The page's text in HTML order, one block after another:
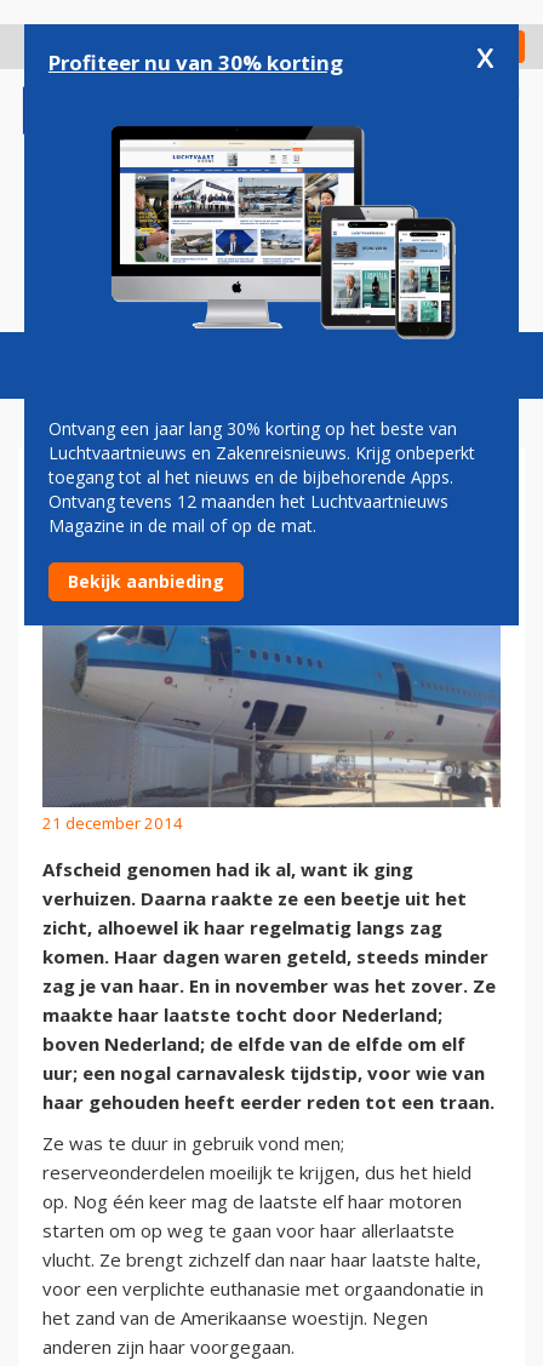
gaan
Check in
Magazine Podcasts Vacatures
PAUL MELKERT: SLOPEND
21 december 2014
Afscheid genomen had ik al, want ik ging
verhuizen. Daarna raakte ze een beetje uit het
zicht, alhoewel ik haar regelmatig langs zag
komen. Haar dagen waren geteld, steeds minder
zag je van haar. En in november was het zover. Ze
maakte haar laatste tocht door Nederland;
boven Nederland; de elfde van de elfde om elf
uur; een nogal carnavalesk tijdstip, voor wie van
haar gehouden heeft eerder reden tot een traan.
Ze was te duur in gebruik vond men;
reserveonderdelen moeilijk te krijgen, dus het hield
op. Nog één keer mag de laatste elf haar motoren
starten om op weg te gaan voor haar allerlaatste
vlucht. Ze brengt zichzelf dan naar haar laatste halte,
voor een verplichte euthanasie met orgaandonatie in
het zand van de Amerikaanse woestijn. Negen
anderen zijn haar voorgegaan.
Profiteer nu van 30% korting x
Ontvang een jaar lang 30% korting op het beste van
Luchtvaartnieuws en Zakenreisnieuws. Krijg onbeperkt
toegang tot al het nieuws en de bijbehorende Apps.
Ontvang tevens 12 maanden het Luchtvaartnieuws
Magazine in de mail of op de mat.
Bekijk aanbieding